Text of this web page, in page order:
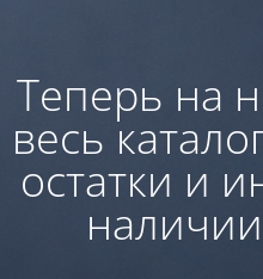
Теперь на
весь
остатки и